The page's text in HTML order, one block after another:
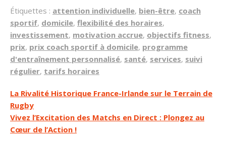
Étiquettes : attention individuelle, bien-être, coach
sportif, domicile, flexibilité des horaires,
investissement, motivation accrue, objectifs fitness,
prix, prix coach sportif à domicile, programme
d'entraînement personnalisé, santé, services, suivi
régulier, tarifs horaires
Navigation
de
l’article
La Rivalité Historique France-Irlande sur le Terrain de
Rugby
Vivez l’Excitation des Matchs en Direct : Plongez au
Cœur de l’Action !